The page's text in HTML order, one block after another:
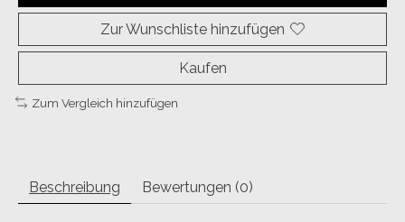
Zur Wunschliste hinzufügen
Kaufen
Zum Vergleich hinzufügen
Beschreibung Bewertungen (0)